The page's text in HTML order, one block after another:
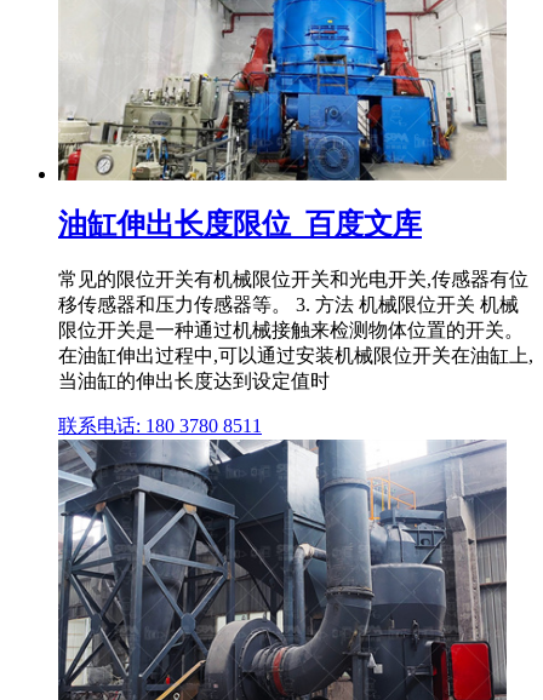
油缸伸出长度限位_百度文库
常见的限位开关有机械限位开关和光电开关,传感器有位
移传感器和压力传感器等。 3. 方法 机械限位开关 机械
限位开关是一种通过机械接触来检测物体位置的开关。
在油缸伸出过程中,可以通过安装机械限位开关在油缸上,
当油缸的伸出长度达到设定值时
联系电话: 180 3780 8511